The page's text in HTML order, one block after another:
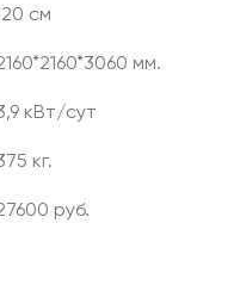
см
мм.
кВт/сут
кг.
руб.